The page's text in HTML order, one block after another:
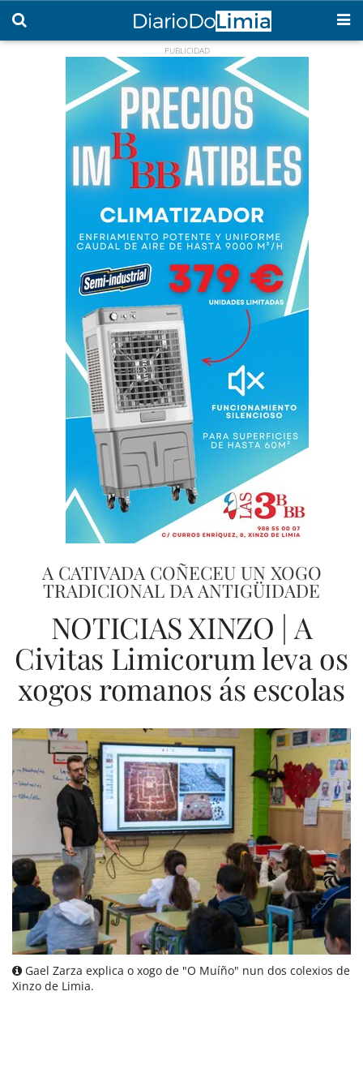
A CATIVADA COÑECEU UN XOGO
TRADICIONAL DA ANTIGÜIDADE
NOTICIAS XINZO | A
Civitas Limicorum leva os
xogos romanos ás escolas
Gael Zarza explica o xogo de "O Muíño" nun dos colexios de
Xinzo de Limia.